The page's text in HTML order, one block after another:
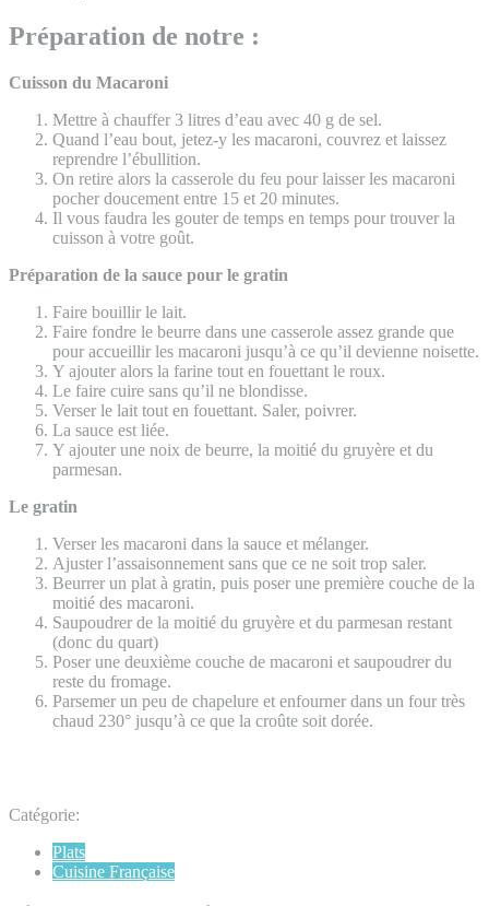
Préparation de notre :
Cuisson du Macaroni
Mettre à chauffer 3 litres d’eau avec 40 g de sel.
Quand l’eau bout, jetez-y les macaroni, couvrez et laissez
reprendre l’ébullition.
On retire alors la casserole du feu pour laisser les macaroni
pocher doucement entre 15 et 20 minutes.
Il vous faudra les gouter de temps en temps pour trouver la
cuisson à votre goût.
Préparation de la sauce pour le gratin
Faire bouillir le lait.
Faire fondre le beurre dans une casserole assez grande que
pour accueillir les macaroni jusqu’à ce qu’il devienne noisette.
Y ajouter alors la farine tout en fouettant le roux.
Le faire cuire sans qu’il ne blondisse.
Verser le lait tout en fouettant. Saler, poivrer.
La sauce est liée.
Y ajouter une noix de beurre, la moitié du gruyère et du
parmesan.
Le gratin
Verser les macaroni dans la sauce et mélanger.
Ajuster l’assaisonnement sans que ce ne soit trop saler.
Beurrer un plat à gratin, puis poser une première couche de la
moitié des macaroni.
Saupoudrer de la moitié du gruyère et du parmesan restant
(donc du quart)
Poser une deuxième couche de macaroni et saupoudrer du
reste du fromage.
Parsemer un peu de chapelure et enfourner dans un four très
chaud 230° jusqu’à ce que la croûte soit dorée.
Catégorie:
Plats
Cuisine Française